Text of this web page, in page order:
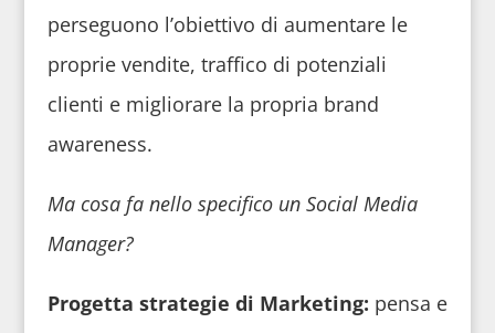
perseguono l’obiettivo di aumentare le
proprie vendite, traffico di potenziali
clienti e migliorare la propria brand
awareness.
Ma cosa fa nello specifico un Social Media
Manager?
Progetta strategie di Marketing: pensa e